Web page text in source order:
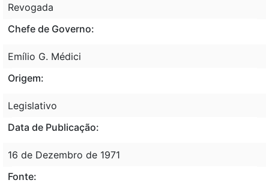
Revogada
Chefe de Governo:
Emílio G. Médici
Origem:
Legislativo
Data de Publicação:
16 de Dezembro de 1971
Fonte: